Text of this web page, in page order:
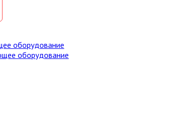
оборудование
оборудование